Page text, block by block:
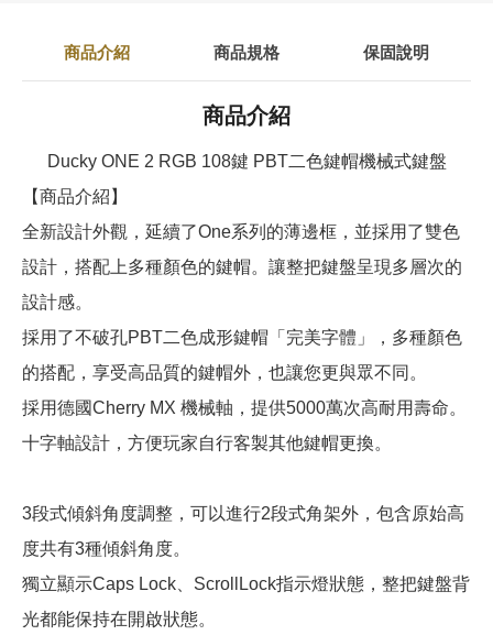
商品介紹 商品規格 保固說明
商品介紹
Ducky ONE 2 RGB 108鍵 PBT二色鍵帽機械式鍵盤
【商品介紹】
全新設計外觀，延續了One系列的薄邊框，並採用了雙色
設計，搭配上多種顏色的鍵帽。讓整把鍵盤呈現多層次的
設計感。
採用了不破孔PBT二色成形鍵帽「完美字體」，多種顏色
的搭配，享受高品質的鍵帽外，也讓您更與眾不同。
採用德國Cherry MX 機械軸，提供5000萬次高耐用壽命。
十字軸設計，方便玩家自行客製其他鍵帽更換。
3段式傾斜角度調整，可以進行2段式角架外，包含原始高
度共有3種傾斜角度。
獨立顯示Caps Lock、ScrollLock指示燈狀態，整把鍵盤背
光都能保持在開啟狀態。